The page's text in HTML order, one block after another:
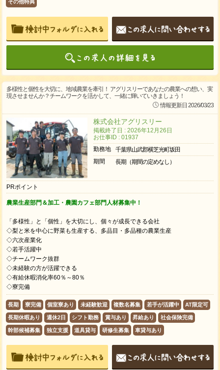
その他特典
多様性と個性を大切に、地域農業を牽引！ アグリスリーであなたの農業への想い、実
現させませんか？チームワークを活かして、一緒に輝いていきましょう！
情報更新日 2026/03/23
株式会社アグリスリー
掲載終了日 : 2026年12月26日
お仕事ID : 01937
勤務地
千葉県山武郡横芝光町坂田
期間
長期（期間の定めなし）
PRポイント
農業生産部門＆加工・農園カフェ部門人材募集中！
「多様性」と「個性」を大切にし、個々が成長できる会社
◇梨と米を中心に野菜も生産する、多品目・多品種の農業生産
◇六次産業化
◇若手活躍中
◇チームワーク抜群
◇未経験の方が活躍できる
◇有給休暇消化率60％～80％
◇寮完備
長期 寮完備 個室寮あり 未経験歓迎 複数名募集 若手が活躍中 AT限定可
長期休暇あり 週休2日 シフト勤務 賞与あり 昇給あり 社会保険完備
幹部候補募集 独立支援 道具貸与 研修生募集 車貸与あり